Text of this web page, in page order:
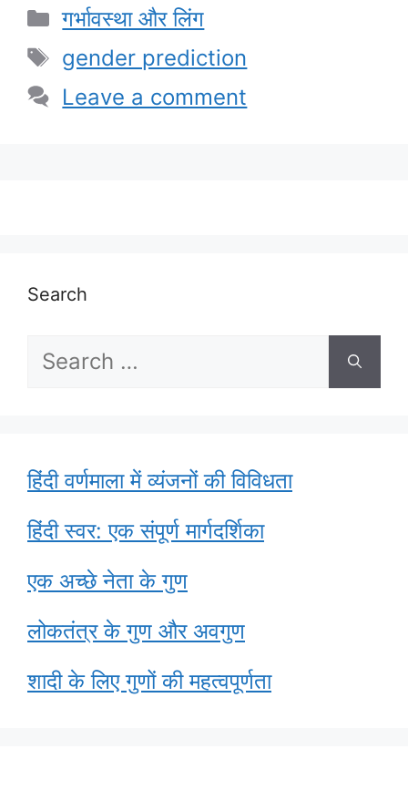
Categories
गर्भावस्था और लिंग
Tags
gender prediction
Leave a comment
Search
Search
हिंदी वर्णमाला में व्यंजनों की विविधता
हिंदी स्वर: एक संपूर्ण मार्गदर्शिका
एक अच्छे नेता के गुण
लोकतंत्र के गुण और अवगुण
शादी के लिए गुणों की महत्वपूर्णता